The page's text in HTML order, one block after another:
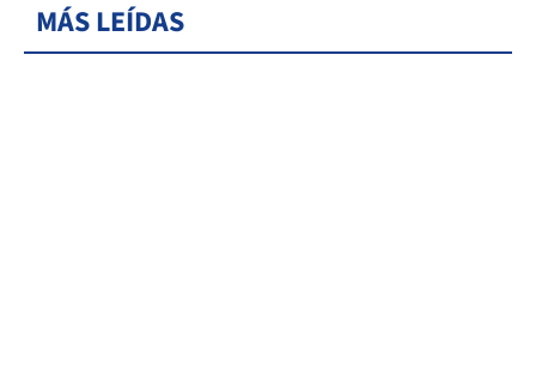
MÁS LEÍDAS